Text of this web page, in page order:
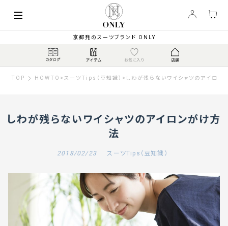
京都発のスーツブランド ONLY
TOP HOWTO >スーツTips（豆知識） > しわが残らないワイシャツのアイロン
しわが残らないワイシャツのアイロンがけ方
法
2018/02/23 スーツTips（豆知識）